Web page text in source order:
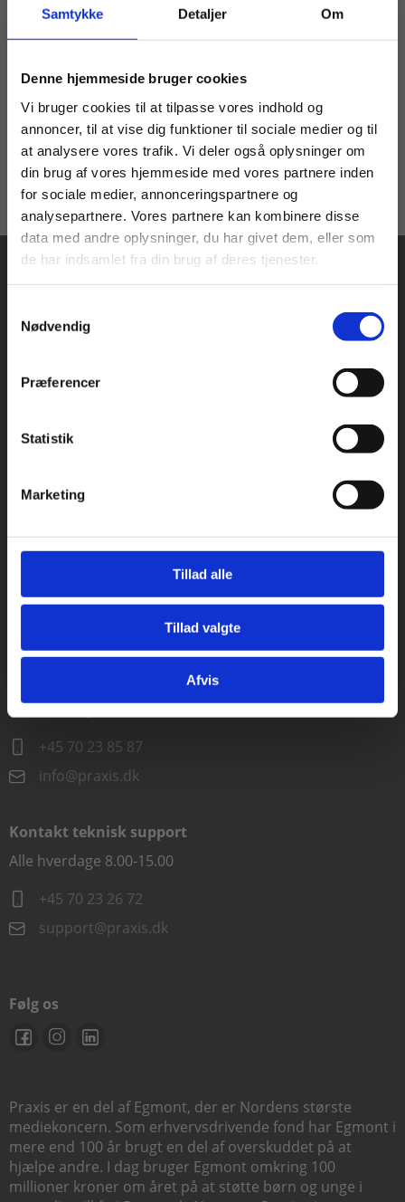
Samtykke Detaljer Om
Denne hjemmeside bruger cookies
Vi bruger cookies til at tilpasse vores indhold og
annoncer, til at vise dig funktioner til sociale medier og til
at analysere vores trafik. Vi deler også oplysninger om
din brug af vores hjemmeside med vores partnere inden
for sociale medier, annonceringspartnere og
analysepartnere. Vores partnere kan kombinere disse
data med andre oplysninger, du har givet dem, eller som
de har indsamlet fra din brug af deres tjenester.
Nødvendig
Præferencer
Statistik
Marketing
Tillad alle
Tillad valgte
Afvis
Adgangen til bogpakken er tidsbegrænset til 4
Kontakt
kundeservice
for at købe
bogpakken til lærere.
CVR 41280921
København
Vognmagergade 7, 5. sal
Odense
5000 Odense
Hærvejen 8
Alle hverdage kl. 10.00-15.00
+45 70 23 85 87
info@praxis.dk
Kontakt teknisk support
Alle hverdage 8.00-15.00
+45 70 23 26 72
support@praxis.dk
Følg os
Praxis er en del af Egmont, der er Nordens største
mediekoncern. Som erhvervsdrivende fond har Egmont i
mere end 100 år brugt en del af overskuddet på at
hjælpe andre. I dag bruger Egmont omkring 100
millioner kroner om året på at støtte børn og unge i
Køb læremidler og find masterclasses mm.
Fortsæt som:
For privatkunder og
studerende. Du får
vist priser inkl.
For institutioner og
virksomheder. Du
får vist priser ekskl.
Gå til praxisOnline